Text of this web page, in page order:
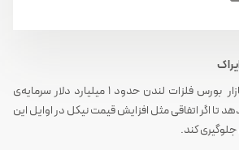
، بازار بورس فلزات لندن حدود 1 میلیارد دلار سرمایه‌ی
اگر اتفاقی مثل افزایش قیمت نیکل در اوایل این
کند.